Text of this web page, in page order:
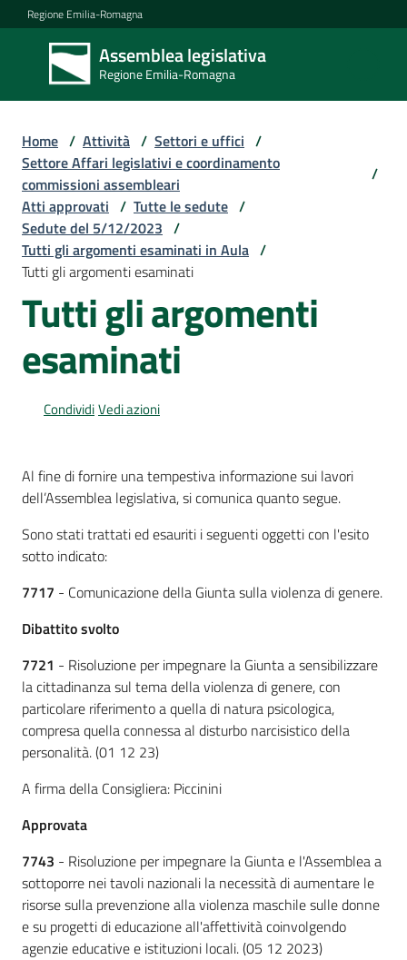
Vai al contenuto
Vai alla navigazione
Vai al footer
Regione Emilia-Romagna
Assemblea legislativa
Regione Emilia-Romagna
Assemblea
legislativa
Regione Emilia-
Assemblea
Attività
Per
i
cittadini
Home / Attività / Settori e uffici /
Settore Affari legislativi e coordinamento
commissioni assembleari
/
Atti approvati / Tutte le sedute /
Sedute del 5/12/2023 /
Tutti gli argomenti esaminati in Aula /
Tutti gli argomenti esaminati
Tutti gli argomenti
esaminati
CondividiVedi azioni
Al fine di fornire una tempestiva informazione sui lavori
dell’Assemblea legislativa, si comunica quanto segue.
Sono stati trattati ed esauriti i seguenti oggetti con l'esito
sotto indicato:
7717 - Comunicazione della Giunta sulla violenza di genere.
Dibattito svolto
7721 - Risoluzione per impegnare la Giunta a sensibilizzare
la cittadinanza sul tema della violenza di genere, con
particolare riferimento a quella di natura psicologica,
compresa quella connessa al disturbo narcisistico della
personalità. (01 12 23)
A firma della Consigliera: Piccinini
Approvata
7743 - Risoluzione per impegnare la Giunta e l'Assemblea a
sottoporre nei tavoli nazionali la necessità di aumentare le
risorse sulla prevenzione alla violenza maschile sulle donne
e su progetti di educazione all'affettività coinvolgendo
agenzie educative e istituzioni locali. (05 12 2023)